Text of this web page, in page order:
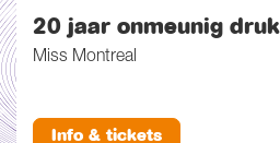
20 jaar onmeunig druk
Miss Montreal
Info & tickets